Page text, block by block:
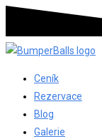
Ceník
Rezervace
Blog
Galerie